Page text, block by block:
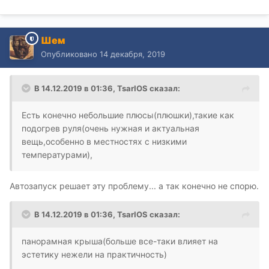
Шем
Опубликовано 14 декабря, 2019
В 14.12.2019 в 01:36, TsarIOS сказал:
Есть конечно небольшие плюсы(плюшки),такие как
подогрев руля(очень нужная и актуальная
вещь,особенно в местностях с низкими
температурами),
Автозапуск решает эту проблему... а так конечно не спорю.
В 14.12.2019 в 01:36, TsarIOS сказал:
панорамная крыша(больше все-таки влияет на
эстетику нежели на практичность)